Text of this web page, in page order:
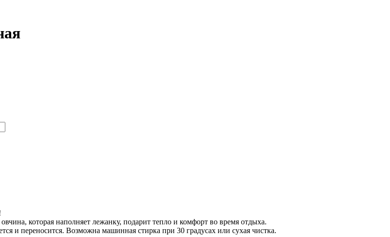
которая наполняет лежанку, подарит тепло и комфорт во время отдыха.
и переносится. Возможна машинная стирка при 30 градусах или сухая чистка.